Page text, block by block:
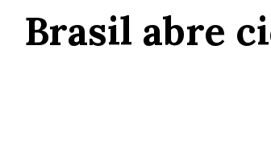
Brasil abre